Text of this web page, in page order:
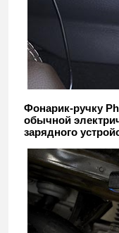
Фонарик-ручку
обычной
зарядного